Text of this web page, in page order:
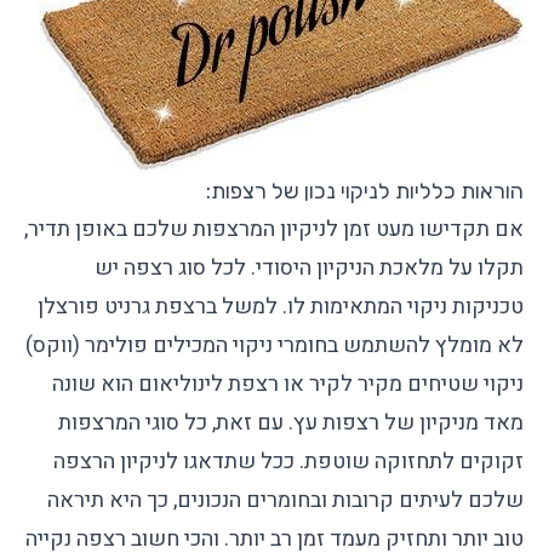
הוראות כלליות לניקוי נכון של רצפות:
אם תקדישו מעט זמן לניקיון המרצפות שלכם באופן תדיר,
תקלו על מלאכת הניקיון היסודי. לכל סוג רצפה יש
טכניקות ניקוי המתאימות לו. למשל ברצפת גרניט פורצלן
לא מומלץ להשתמש בחומרי ניקוי המכילים פולימר (ווקס)
ניקוי שטיחים מקיר לקיר או רצפת לינוליאום הוא שונה
מאד מניקיון של רצפות עץ. עם זאת, כל סוגי המרצפות
זקוקים לתחזוקה שוטפת. ככל שתדאגו לניקיון הרצפה
שלכם לעיתים קרובות ובחומרים הנכונים, כך היא תיראה
טוב יותר ותחזיק מעמד זמן רב יותר. והכי חשוב רצפה נקייה